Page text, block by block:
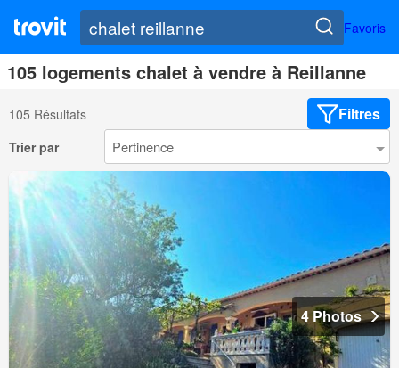
Favoris
105 logements chalet à vendre à Reillanne
105 Résultats Filtres
Trier par
4 Photos